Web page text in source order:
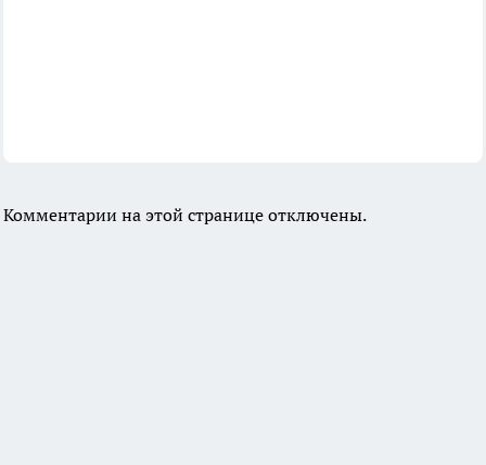
Комментарии на этой странице отключены.